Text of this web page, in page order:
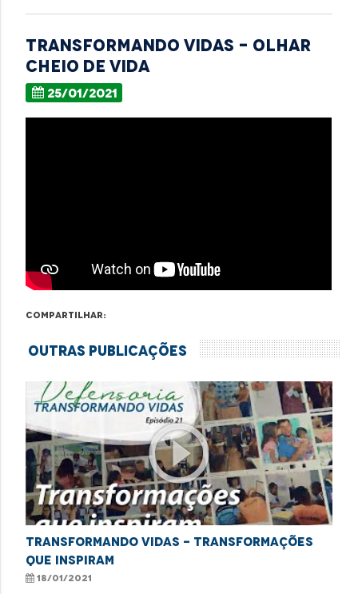
TRANSFORMANDO VIDAS - OLHAR
CHEIO DE VIDA
25/01/2021
Compartilhar:
Outras Publicações
play_circle_outline
TRANSFORMANDO VIDAS - TRANSFORMAÇÕES
QUE INSPIRAM
18/01/2021